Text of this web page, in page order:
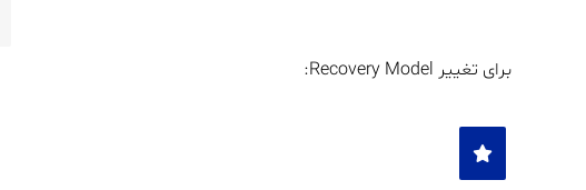
برای تغییر Recovery Model: